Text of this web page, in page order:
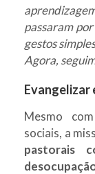
passaram
gestos
Agora,
Evangelizar
Mesmo
sociais, a
pastorais